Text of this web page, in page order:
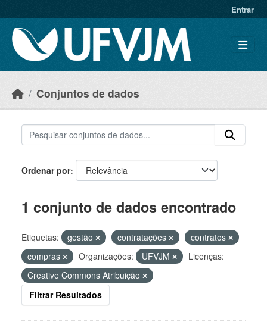
Entrar
Conjuntos de dados
Ordenar por
1 conjunto de dados encontrado
Etiquetas: gestão contratações
contratos
compras
Organizações: UFVJM
Licenças:
Creative Commons Atribuição
Filtrar Resultados